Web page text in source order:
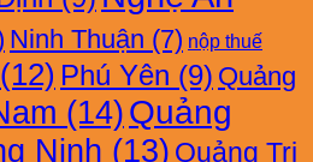
Ninh Thuận (7) nộp thuế
(12) Phú Yên (9) Quảng
(14)Quảng
Ninh (13) Quảng Trị